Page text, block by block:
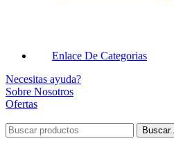
Enlace De Categorias
Necesitas ayuda?
Sobre Nosotros
Ofertas
Buscar...